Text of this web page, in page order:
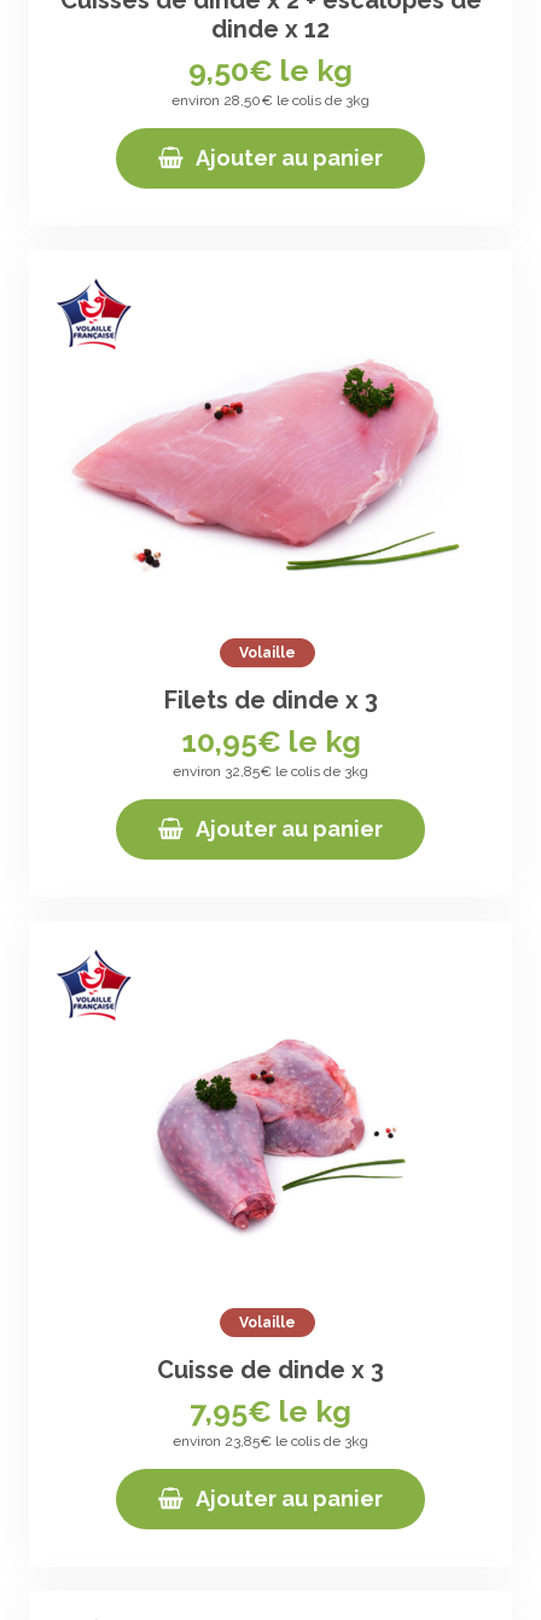
dinde x 12
9,50€ le kg
environ 28,50€ le colis de 3kg
Ajouter au panier
Volaille
Filets de dinde x 3
10,95€ le kg
environ 32,85€ le colis de 3kg
Ajouter au panier
Volaille
Cuisse de dinde x 3
7,95€ le kg
environ 23,85€ le colis de 3kg
Ajouter au panier